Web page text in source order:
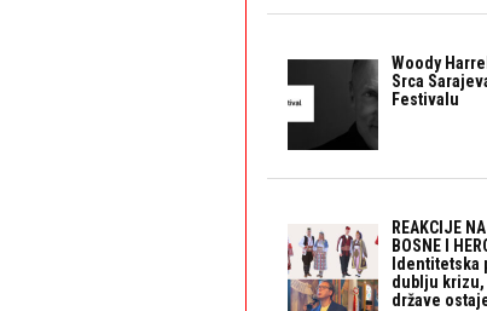
Woody
Srca
Festivalu
REAKCIJE
BOSNE I
Identitetska
dublju krizu,
države